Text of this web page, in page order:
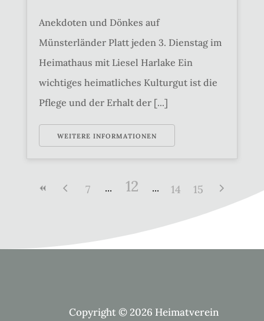
Anekdoten und Dönkes auf
Münsterländer Platt jeden 3. Dienstag im
Heimathaus mit Liesel Harlake Ein
wichtiges heimatliches Kulturgut ist die
Pflege und der Erhalt der [...]
WEITERE INFORMATIONEN
7 12 14 15
Copyright © 2026 Heimatverein